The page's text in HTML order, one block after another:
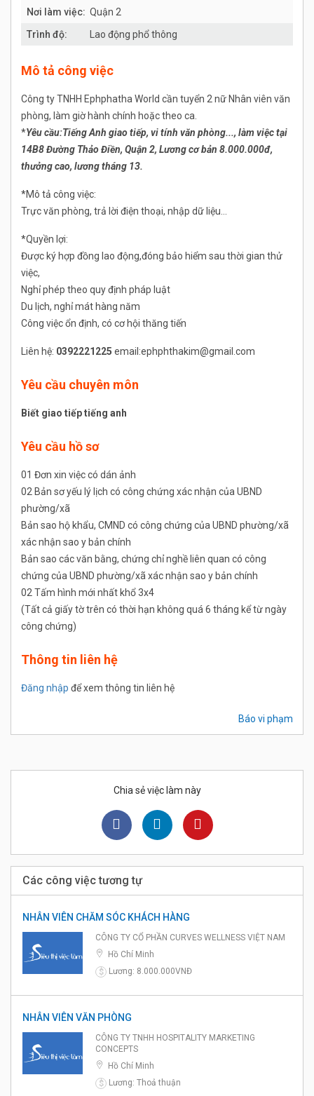
Nơi làm việc: Quận 2
Trình độ:
Lao động phổ thông
Mô tả công việc
Công ty TNHH Ephphatha World cần tuyển 2 nữ Nhân viên văn
phòng, làm giờ hành chính hoặc theo ca.
*Yêu cầu:Tiếng Anh giao tiếp, vi tính văn phòng..., làm việc tại
14B8 Đường Thảo Điền, Quận 2, Lương cơ bản 8.000.000đ,
thưởng cao, lương tháng 13.
*Mô tả công việc:
Trực văn phòng, trả lời điện thoại, nhập dữ liệu…
*Quyền lợi:
Được ký hợp đồng lao động,đóng bảo hiểm sau thời gian thử
việc,
Nghỉ phép theo quy định pháp luật
Du lịch, nghỉ mát hàng năm
Công việc ổn định, có cơ hội thăng tiến
Liên hệ: 0392221225 email:ephphthakim@gmail.com
Yêu cầu chuyên môn
Biết giao tiếp tiếng anh
Yêu cầu hồ sơ
01 Đơn xin việc có dán ảnh
02 Bản sơ yếu lý lịch có công chứng xác nhận của UBND
phường/xã
Bản sao hộ khẩu, CMND có công chứng của UBND phường/xã
xác nhận sao y bản chính
Bản sao các văn bằng, chứng chỉ nghề liên quan có công
chứng của UBND phường/xã xác nhận sao y bản chính
02 Tấm hình mới nhất khổ 3x4
(Tất cả giấy tờ trên có thời hạn không quá 6 tháng kể từ ngày
công chứng)
Thông tin liên hệ
Đăng nhập để xem thông tin liên hệ
Báo vi phạm
Chia sẻ việc làm này
Các công việc tương tự
NHÂN VIÊN CHĂM SÓC KHÁCH HÀNG
CÔNG TY CỔ PHẦN CURVES WELLNESS VIỆT NAM
Hồ Chí Minh
$
Lương: 8.000.000VNĐ
NHÂN VIÊN VĂN PHÒNG
CÔNG TY TNHH HOSPITALITY MARKETING
CONCEPTS
Hồ Chí Minh
$
Lương: Thoả thuận